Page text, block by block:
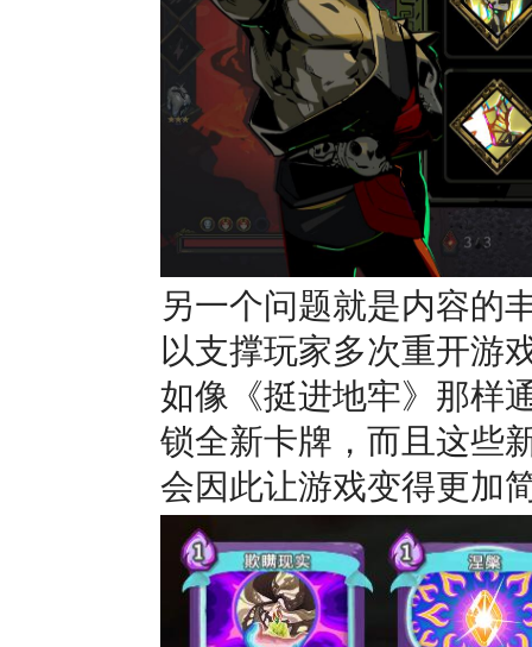
另一个问题就是内容的
以支撑玩家多次重开游
如像《挺进地牢》那样
锁全新卡牌，而且这些
会因此让游戏变得更加